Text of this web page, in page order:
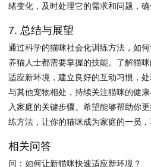
绪变化，及时处理它的需求和问题，确
7. 总结与展望
通过科学的猫咪社会化训练方法，如
养猫人士都需要掌握的技能。了解猫
适应新环境，建立良好的互动习惯，
与其他宠物相处，持续关注猫咪的健
入家庭的关键步骤。希望能够帮助你
练方法，让你的猫咪成为家庭的一员，
相关问答
问：如何让新猫咪快速适应新环境？